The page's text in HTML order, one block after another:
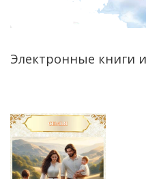
Электронные книги